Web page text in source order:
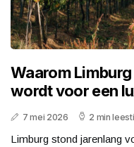
Waarom
wordt voor een
7 mei 2026 2 min
Limburg stond jarenlang